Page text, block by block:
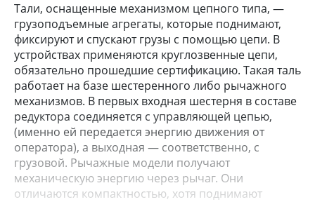
Тали, оснащенные механизмом цепного типа, —
грузоподъемные агрегаты, которые поднимают,
фиксируют и спускают грузы с помощью цепи. В
устройствах применяются круглозвенные цепи,
обязательно прошедшие сертификацию. Такая таль
работает на базе шестеренного либо рычажного
механизмов. В первых входная шестерня в составе
редуктора соединяется с управляющей цепью,
(именно ей передается энергию движения от
оператора), а выходная — соответственно, с
грузовой. Рычажные модели получают
механическую энергию через рычаг. Они
отличаются компактностью, хотя поднимают